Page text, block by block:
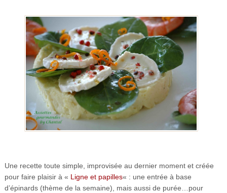
Une recette toute simple, improvisée au dernier moment et créée
pour faire plaisir à « Ligne et papilles« : une entrée à base
d’épinards (thème de la semaine), mais aussi de purée…pour